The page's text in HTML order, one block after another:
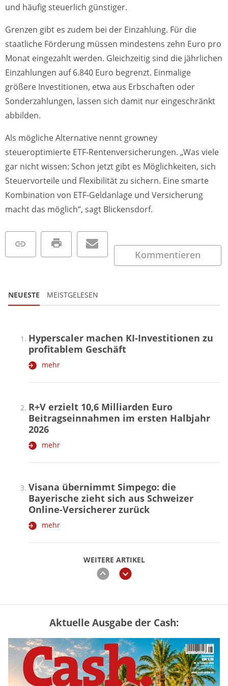
und häufig steuerlich günstiger.
Grenzen gibt es zudem bei der Einzahlung. Für die
staatliche Förderung müssen mindestens zehn Euro pro
Monat eingezahlt werden. Gleichzeitig sind die jährlichen
Einzahlungen auf 6.840 Euro begrenzt. Einmalige
größere Investitionen, etwa aus Erbschaften oder
Sonderzahlungen, lassen sich damit nur eingeschränkt
abbilden.
Als mögliche Alternative nennt growney
steueroptimierte ETF-Rentenversicherungen. „Was viele
gar nicht wissen: Schon jetzt gibt es Möglichkeiten, sich
Steuervorteile und Flexibilität zu sichern. Eine smarte
Kombination von ETF-Geldanlage und Versicherung
macht das möglich“, sagt Blickensdorf.
Kommentieren
NEUESTE MEISTGELESEN
WEITERE ARTIKEL
zurückweiter
Hyperscaler machen KI-Investitionen zu
profitablem Geschäft
mehr
R+V erzielt 10,6 Milliarden Euro
Beitragseinnahmen im ersten Halbjahr
2026
mehr
Visana übernimmt Simpego: die
Bayerische zieht sich aus Schweizer
Online-Versicherer zurück
mehr
Mütterrente III Tabelle: So viel Renten-
Nachzahlung ist pro Kind möglich
mehr
Aktuelle Ausgabe der Cash: